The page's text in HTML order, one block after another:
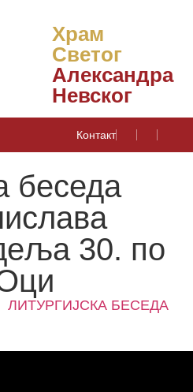
Храм
Светог
Александра
Невског
Контакт
беседа
30. по
ЛИТУРГИЈСКА БЕСЕДА